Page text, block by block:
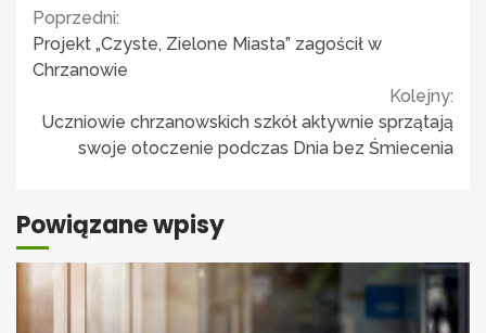
Continue
Reading
Poprzedni:
Projekt „Czyste, Zielone Miasta” zagościł w
Chrzanowie
Kolejny:
Uczniowie chrzanowskich szkół aktywnie sprzątają
swoje otoczenie podczas Dnia bez Śmiecenia
Powiązane wpisy